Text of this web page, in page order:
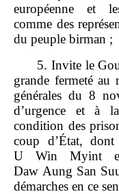
européenne et
comme des
du peuple birman ;
5. Invite le
grande fermeté au
générales du 8
d’urgence et à
condition des
coup d’État,
U Win Myint
Daw Aung San
démarches en ce